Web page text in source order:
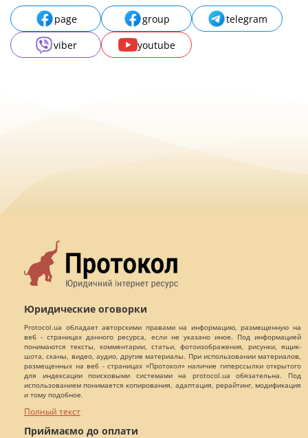
page group
telegram
viber
youtube
Юридические оговорки
Protocol.ua обладает авторскими правами на информацию, размещенную на
веб - страницах данного ресурса, если не указано иное. Под информацией
понимаются тексты, комментарии, статьи, фотоизображения, рисунки, ящик-
шота, сканы, видео, аудио, другие материалы. При использовании материалов,
размещенных на веб - страницах «Протокол» наличие гиперссылки открытого
для индексации поисковыми системами на protocol.ua обязательна. Под
использованием понимается копирования, адаптация, рерайтинг, модификация
и тому подобное.
Полный текст
Приймаємо до оплати